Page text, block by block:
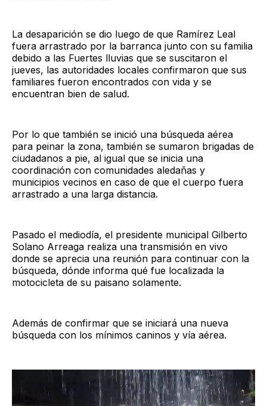
La desaparición se dio luego de que Ramírez Leal
fuera arrastrado por la barranca junto con su familia
debido a las Fuertes lluvias que se suscitaron el
jueves, las autoridades locales confirmaron que sus
familiares fueron encontrados con vida y se
encuentran bien de salud.
Por lo que también se inició una búsqueda aérea
para peinar la zona, también se sumaron brigadas de
ciudadanos a pie, al igual que se inicia una
coordinación con comunidades aledañas y
municipios vecinos en caso de que el cuerpo fuera
arrastrado a una larga distancia.
Pasado el mediodía, el presidente municipal Gilberto
Solano Arreaga realiza una transmisión en vivo
donde se aprecia una reunión para continuar con la
búsqueda, dónde informa qué fue localizada la
motocicleta de su paisano solamente.
Además de confirmar que se iniciará una nueva
búsqueda con los mínimos caninos y vía aérea.